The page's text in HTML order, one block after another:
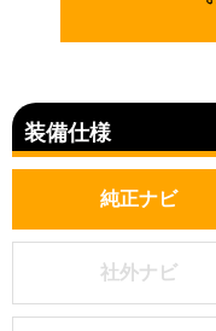
装備仕様
純正ナビ
社外ナビ